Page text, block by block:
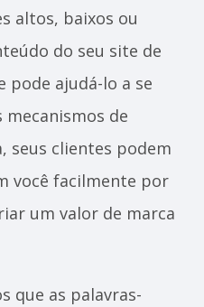
altos, baixos ou
do seu site de
pode ajudá-lo a se
de
seus clientes podem
você facilmente por
um valor de marca
que as palavras-